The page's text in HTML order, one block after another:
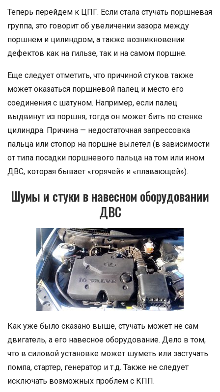
Теперь перейдем к ЦПГ. Если стала стучать поршневая
группа, это говорит об увеличении зазора между
поршнем и цилиндром, а также возникновении
дефектов как на гильзе, так и на самом поршне.
Еще следует отметить, что причиной стуков также
может оказаться поршневой палец и место его
соединения с шатуном. Например, если палец
выдвинут из поршня, тогда он может бить по стенке
цилиндра. Причина — недостаточная запрессовка
пальца или стопор на поршне вылетел (в зависимости
от типа посадки поршневого пальца на том или ином
ДВС, которая бывает «горячей» и «плавающей»).
Шумы и стуки в навесном оборудовании
ДВС
Как уже было сказано выше, стучать может не сам
двигатель, а его навесное оборудование. Дело в том,
что в силовой установке может шуметь или застучать
помпа, стартер, генератор и т.д. Также не следует
исключать возможных проблем с КПП.